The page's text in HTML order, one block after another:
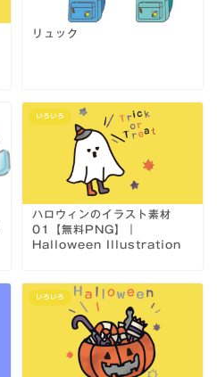
リュック
いろいろ
ハロウィンのイラスト素材
01【無料PNG】｜
Halloween Illustration
いろいろ
About
Contact